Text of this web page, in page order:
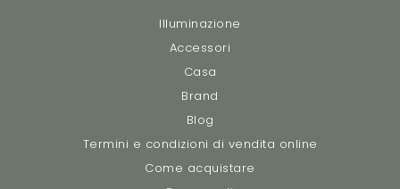
Illuminazione
Accessori
Casa
Brand
Blog
Termini e condizioni di vendita online
Come acquistare